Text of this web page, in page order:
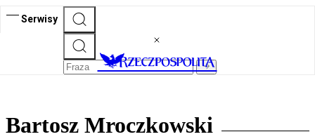
Serwisy
Bartosz Mroczkowski